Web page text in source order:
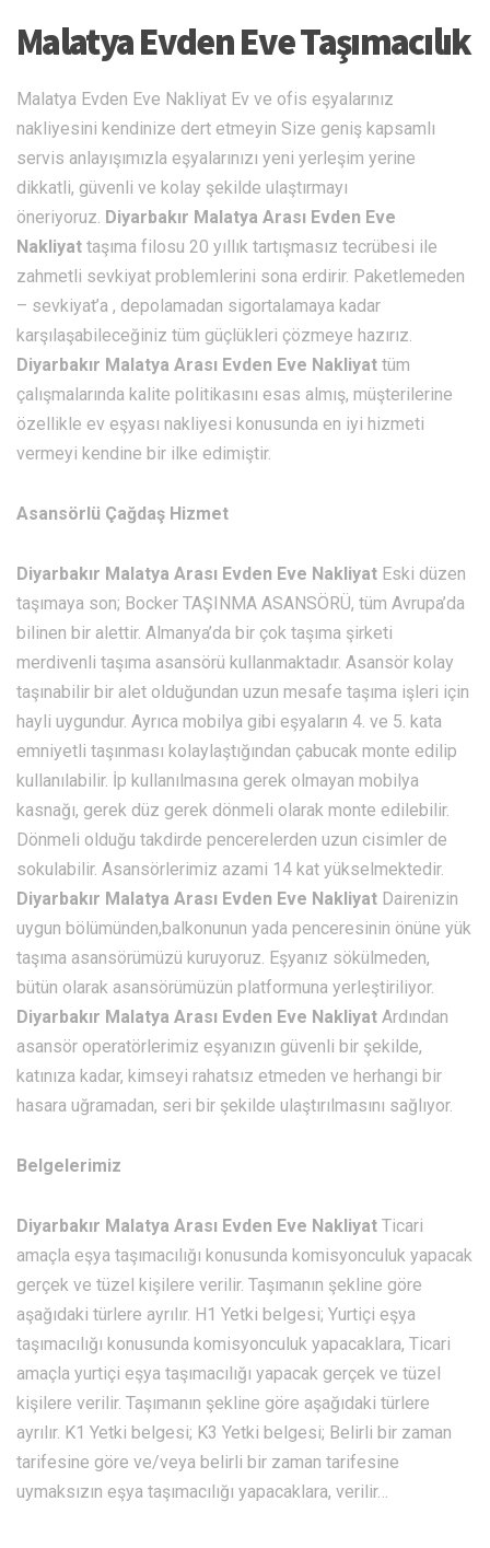
Malatya Evden Eve Taşımacılık
Malatya Evden Eve Nakliyat Ev ve ofis eşyalarınız
nakliyesini kendinize dert etmeyin Size geniş kapsamlı
servis anlayışımızla eşyalarınızı yeni yerleşim yerine
dikkatli, güvenli ve kolay şekilde ulaştırmayı
öneriyoruz. Diyarbakır Malatya Arası Evden Eve
Nakliyat taşıma filosu 20 yıllık tartışmasız tecrübesi ile
zahmetli sevkiyat problemlerini sona erdirir. Paketlemeden
– sevkiyat’a , depolamadan sigortalamaya kadar
karşılaşabileceğiniz tüm güçlükleri çözmeye hazırız.
Diyarbakır Malatya Arası Evden Eve Nakliyat tüm
çalışmalarında kalite politikasını esas almış, müşterilerine
özellikle ev eşyası nakliyesi konusunda en iyi hizmeti
vermeyi kendine bir ilke edimiştir.
Asansörlü Çağdaş Hizmet
Diyarbakır Malatya Arası Evden Eve Nakliyat Eski düzen
taşımaya son; Bocker TAŞINMA ASANSÖRÜ, tüm Avrupa’da
bilinen bir alettir. Almanya’da bir çok taşıma şirketi
merdivenli taşıma asansörü kullanmaktadır. Asansör kolay
taşınabilir bir alet olduğundan uzun mesafe taşıma işleri için
hayli uygundur. Ayrıca mobilya gibi eşyaların 4. ve 5. kata
emniyetli taşınması kolaylaştığından çabucak monte edilip
kullanılabilir. İp kullanılmasına gerek olmayan mobilya
kasnağı, gerek düz gerek dönmeli olarak monte edilebilir.
Dönmeli olduğu takdirde pencerelerden uzun cisimler de
sokulabilir. Asansörlerimiz azami 14 kat yükselmektedir.
Diyarbakır Malatya Arası Evden Eve Nakliyat Dairenizin
uygun bölümünden,balkonunun yada penceresinin önüne yük
taşıma asansörümüzü kuruyoruz. Eşyanız sökülmeden,
bütün olarak asansörümüzün platformuna yerleştiriliyor.
Diyarbakır Malatya Arası Evden Eve Nakliyat Ardından
asansör operatörlerimiz eşyanızın güvenli bir şekilde,
katınıza kadar, kimseyi rahatsız etmeden ve herhangi bir
hasara uğramadan, seri bir şekilde ulaştırılmasını sağlıyor.
Belgelerimiz
Diyarbakır Malatya Arası Evden Eve Nakliyat Ticari
amaçla eşya taşımacılığı konusunda komisyonculuk yapacak
gerçek ve tüzel kişilere verilir. Taşımanın şekline göre
aşağıdaki türlere ayrılır. H1 Yetki belgesi; Yurtiçi eşya
taşımacılığı konusunda komisyonculuk yapacaklara, Ticari
amaçla yurtiçi eşya taşımacılığı yapacak gerçek ve tüzel
kişilere verilir. Taşımanın şekline göre aşağıdaki türlere
ayrılır. K1 Yetki belgesi; K3 Yetki belgesi; Belirli bir zaman
tarifesine göre ve/veya belirli bir zaman tarifesine
uymaksızın eşya taşımacılığı yapacaklara, verilir…